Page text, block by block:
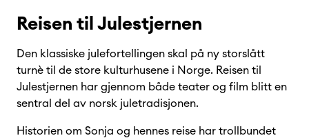
Reisen til Julestjernen
Den klassiske julefortellingen skal på ny storslått
turnè til de store kulturhusene i Norge. Reisen til
Julestjernen har gjennom både teater og film blitt en
sentral del av norsk juletradisjonen.
Historien om Sonja og hennes reise har trollbundet